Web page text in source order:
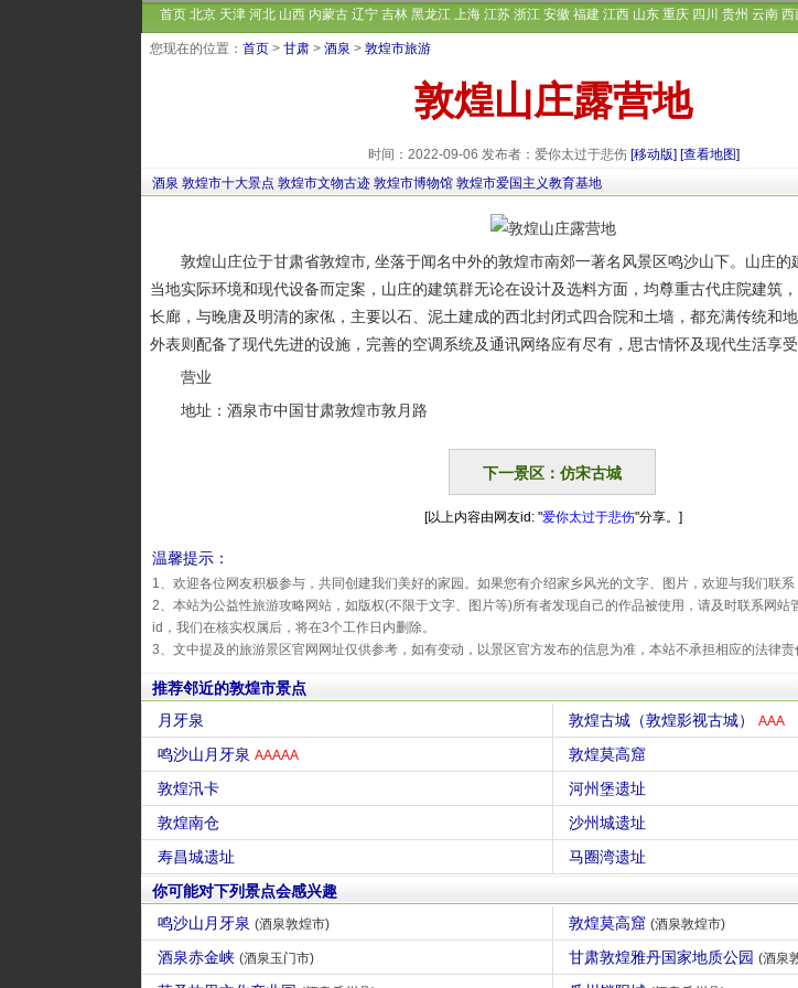
首页 北京 天津 河北 山西 内蒙古 辽宁 吉林 黑龙江 上海 江苏 浙江 安徽 福建 江西 山东 重庆 四川 贵州 云南 西
您现在的位置： 首页 > 甘肃 > 酒泉 > 敦煌市旅游
敦煌山庄露营地
时间：2022-09-06 发布者：爱你太过于悲伤 [移动版] [查看地图]
酒泉 敦煌市十大景点 敦煌市文物古迹 敦煌市博物馆 敦煌市爱国主义教育基地
敦煌山庄位于甘肃省敦煌市, 坐落于闻名中外的敦煌市南郊一著名风景区鸣沙山下。山庄的
当地实际环境和现代设备而定案，山庄的建筑群无论在设计及选料方面，均尊重古代庄院建筑
长廊，与晚唐及明清的家俬，主要以石、泥土建成的西北封闭式四合院和土墙，都充满传统和
外表则配备了现代先进的设施，完善的空调系统及通讯网络应有尽有，思古情怀及现代生活享受
营业
地址：酒泉市中国甘肃敦煌市敦月路
下一景区：仿宋古城
[以上内容由网友id: "爱你太过于悲伤"分享。]
温馨提示：
1、欢迎各位网友积极参与，共同创建我们美好的家园。如果您有介绍家乡风光的文字、图片，欢迎与我们联系
2、本站为公益性旅游攻略网站，如版权(不限于文字、图片等)所有者发现自己的作品被使用，请及时联系网站
id，我们在核实权属后，将在3个工作日内删除。
3、文中提及的旅游景区官网网址仅供参考，如有变动，以景区官方发布的信息为准，本站不承担相应的法律责
推荐邻近的敦煌市景点
月牙泉
敦煌古城（敦煌影视古城） AAA
鸣沙山月牙泉 AAAAA
敦煌莫高窟
敦煌汛卡
河州堡遗址
敦煌南仓
沙州城遗址
寿昌城遗址
马圈湾遗址
你可能对下列景点会感兴趣
鸣沙山月牙泉 (酒泉敦煌市) 敦煌莫高窟 (酒泉敦煌市)
酒泉赤金峡 (酒泉玉门市) 甘肃敦煌雅丹国家地质公园 (酒泉